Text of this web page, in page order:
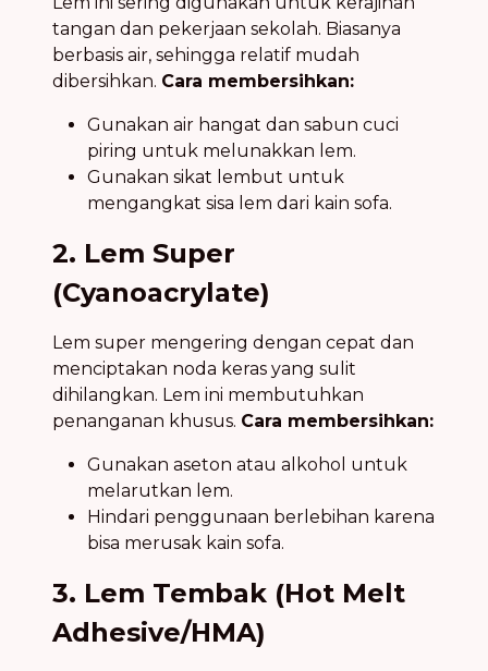
tangan dan pekerjaan sekolah. Biasanya
berbasis air, sehingga relatif mudah
dibersihkan. Cara membersihkan:
Gunakan air hangat dan sabun cuci
piring untuk melunakkan lem.
Gunakan sikat lembut untuk
mengangkat sisa lem dari kain sofa.
2. Lem Super
(Cyanoacrylate)
Lem super mengering dengan cepat dan
menciptakan noda keras yang sulit
dihilangkan. Lem ini membutuhkan
penanganan khusus. Cara membersihkan:
Gunakan aseton atau alkohol untuk
melarutkan lem.
Hindari penggunaan berlebihan karena
bisa merusak kain sofa.
3. Lem Tembak (Hot Melt
Adhesive/HMA)